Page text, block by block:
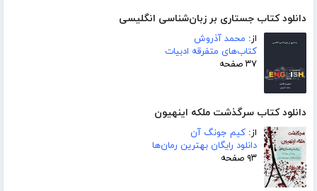
دانلود کتاب جستاری بر زبان‌شناسی انگلیسی
از: محمد آذروش
کتاب‌های متفرقه ادبیات
۳۷ صفحه
دانلود کتاب سرگذشت ملکه اینهیون
از: کیم جونگ آن
دانلود رایگان بهترین رمان‌ها
۹۳ صفحه